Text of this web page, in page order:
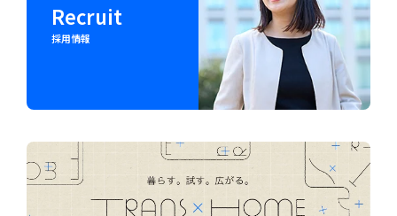
Recruit
採用情報